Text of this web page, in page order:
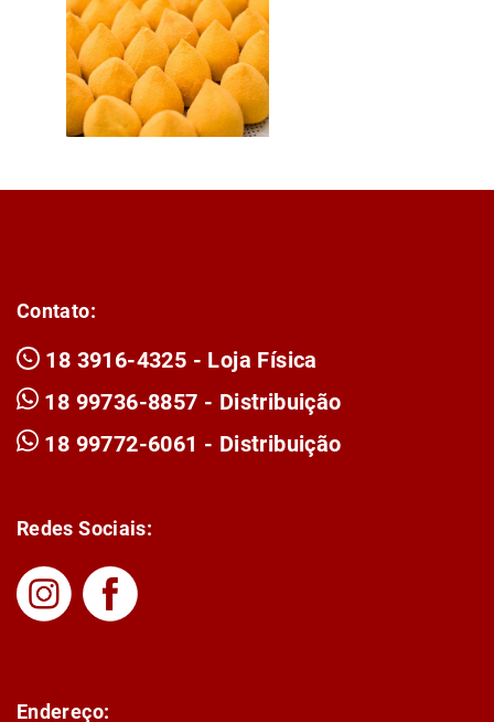
Contato:
18 3916-4325 - Loja Física
18 99736-8857 - Distribuição
18 99772-6061 - Distribuição
Redes Sociais:
Endereço: